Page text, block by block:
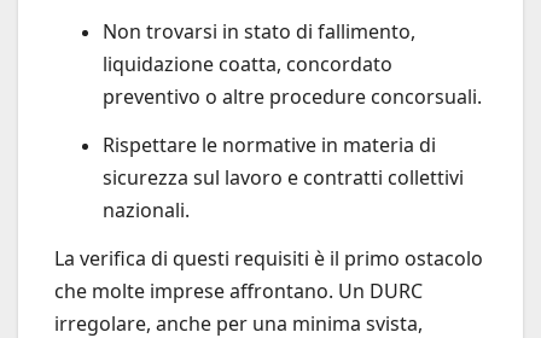
Non trovarsi in stato di fallimento,
liquidazione coatta, concordato
preventivo o altre procedure concorsuali.
Rispettare le normative in materia di
sicurezza sul lavoro e contratti collettivi
nazionali.
La verifica di questi requisiti è il primo ostacolo
che molte imprese affrontano. Un DURC
irregolare, anche per una minima svista,